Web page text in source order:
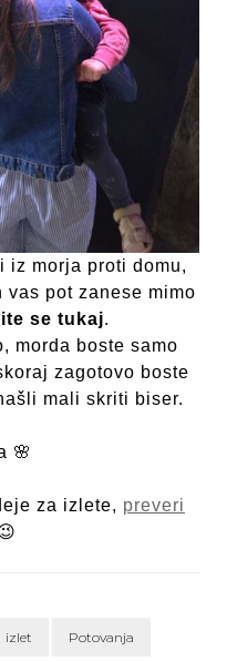
iz morja proti domu,
pot zanese mimo
se tukaj.
morda boste samo
zagotovo boste
mali skriti biser.
🌸
za izlete, preveri
izlet Potovanja